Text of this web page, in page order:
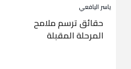
ياسر اليافعي
حقائق ترسم ملامح
المرحلة المقبلة